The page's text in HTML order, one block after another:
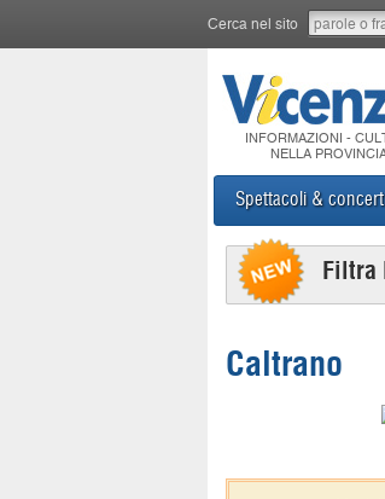
Cerca nel sito
INFORMAZIONI -
NELLA
Spettacoli &
Filtra
Caltrano